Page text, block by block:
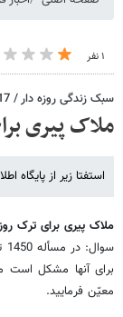
۱ نفر
سبک زندگی روزه دار / 17
ملاک پیری
استفتا زیر از پایگاه
ملاک پیری برای ترک
براى آنها مشکل است
معیّن فرمایید.